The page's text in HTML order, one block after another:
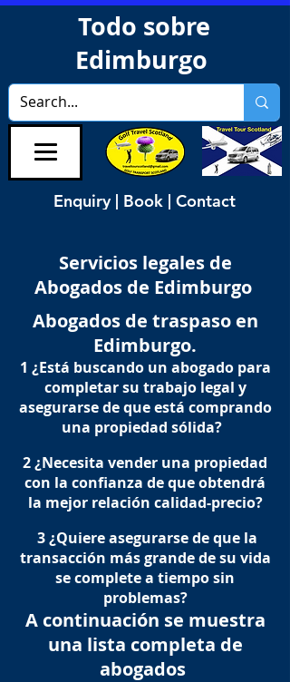
Todo sobre
Edimburgo
Enquiry | Book | Contact
Servicios legales de
Abogados de Edimburgo
Abogados de traspaso en
Edimburgo.
1 ¿Está buscando un abogado para
completar su trabajo legal y
asegurarse de que está comprando
una propiedad sólida?
2 ¿Necesita vender una propiedad
con la confianza de que obtendrá
la mejor relación calidad-precio?
​ 3 ¿Quiere asegurarse de que la
transacción más grande de su vida
se complete a tiempo sin
problemas?
A continuación se muestra
una lista completa de
abogados